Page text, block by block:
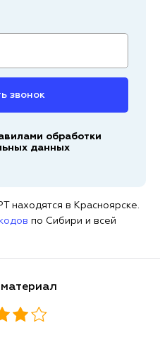
звонок
обработки
данных
находятся в Красноярске.
по Сибири и всей